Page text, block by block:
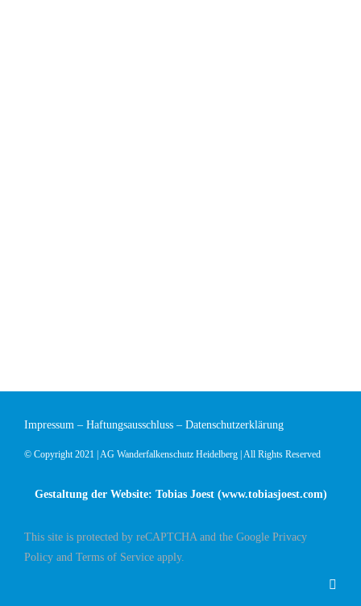
Impressum – Haftungsausschluss – Datenschutzerklärung
© Copyright 2021 | AG Wanderfalkenschutz Heidelberg | All Rights Reserved
Gestaltung der Website: Tobias Joest (www.tobiasjoest.com)
This site is protected by reCAPTCHA and the Google Privacy
Policy and Terms of Service apply.